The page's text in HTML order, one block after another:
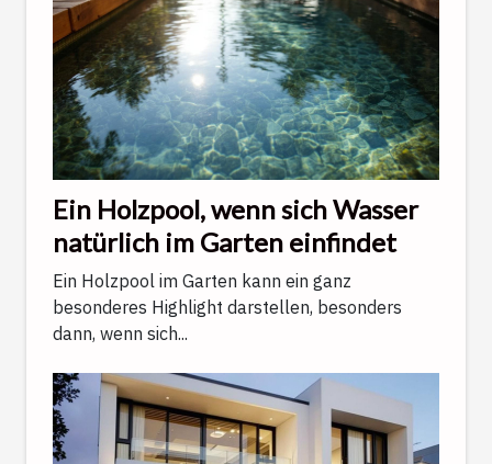
Ein Holzpool, wenn sich Wasser
natürlich im Garten einfindet
Ein Holzpool im Garten kann ein ganz
besonderes Highlight darstellen, besonders
dann, wenn sich...